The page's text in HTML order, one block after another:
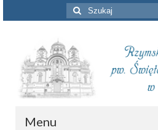
Szuklaj
w:
Menu